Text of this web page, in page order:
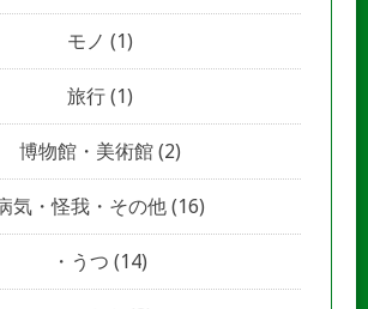
モノ (1)
旅行(1)
博物館・美術館(2)
気・怪我・その他 (16)
うつ (14)